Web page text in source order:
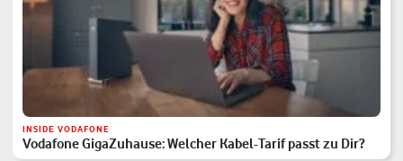
INSIDE VODAFONE
Vodafone GigaZuhause: Welcher Kabel-Tarif passt zu Dir?